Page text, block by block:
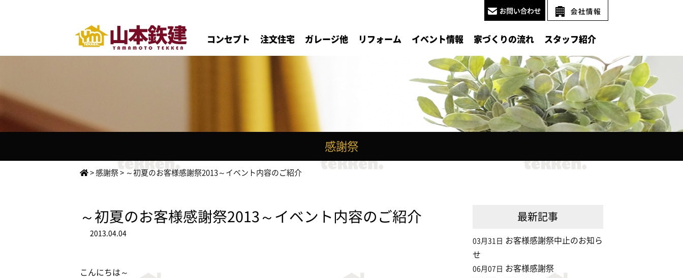
コンセプト 注文住宅 ガレージ他 リフォーム イベント情報 家づくりの流れ スタッフ紹介
感謝祭
> 感謝祭 > ～初夏のお客様感謝祭2013～イベント内容のご紹介
～初夏のお客様感謝祭2013～イベント内容のご紹介
2013.04.04
こんにちは～
最新記事
03月31日
お客様感謝祭中止のお知ら
せ
06月07日
お客様感謝祭